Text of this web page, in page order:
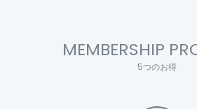
MEMBERSHIP
5つのお得